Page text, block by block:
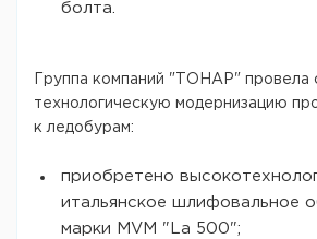
болта.
Группа компаний "ТОНАР" провела
технологическую модернизацию
к ледобурам:
приобретено
итальянское шлифовальное
марки MVM "La 500";